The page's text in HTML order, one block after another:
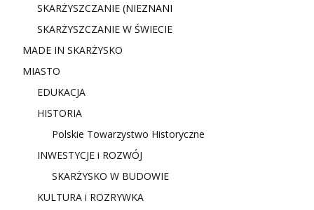
SKARŻYSZCZANIE (NIEZNANI
SKARŻYSZCZANIE W ŚWIECIE
MADE IN SKARŻYSKO
MIASTO
EDUKACJA
HISTORIA
Polskie Towarzystwo Historyczne
INWESTYCJE i ROZWÓJ
SKARŻYSKO W BUDOWIE
KULTURA i ROZRYWKA